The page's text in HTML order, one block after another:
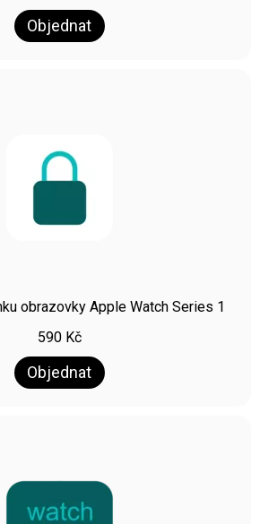
Objednat
obrazovky Apple Watch Series 1
590 Kč
Objednat